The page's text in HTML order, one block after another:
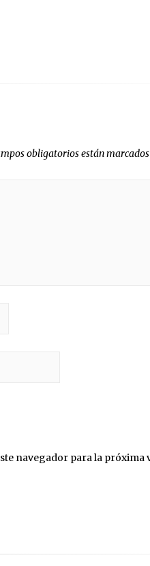
obligatorios están
navegador para la próxima